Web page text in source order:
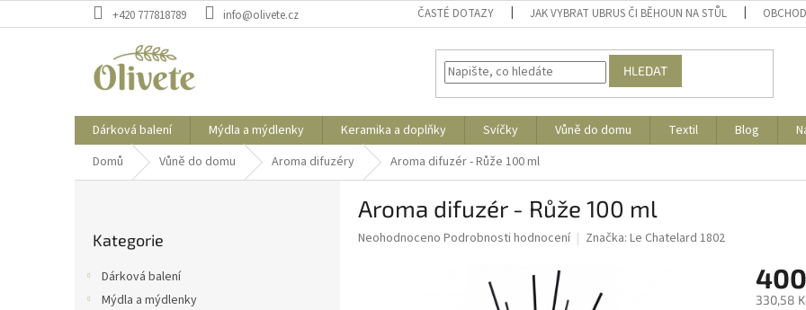
na
+420 777818789 info@olivete.cz ČASTÉ DOTAZY JAK VYBRAT UBRUS ČI BĚHOUN NA STŮL
HLEDAT
Dárková balení Mýdla a mýdlenky Keramika a doplňky Svíčky Vůně do domu Textil Blog
Domů
Vůně do domu Aroma difuzéry Aroma difuzér - Růže 100 ml
kategorie
Kategorie
Dárková balení
Mýdla a mýdlenky
Aroma difuzér - Růže 100 ml
Průměrné
Neohodnoceno Podrobnosti hodnocení Značka: Le Chatelard 1802
330,58